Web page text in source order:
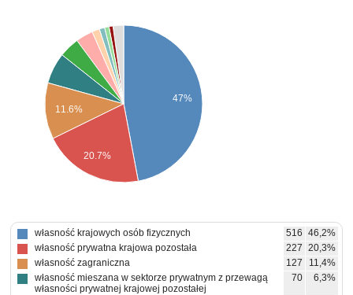
47%
11.6%
20.7%
własność krajowych osób fizycznych 516 46,2%
własność prywatna krajowa pozostała
227 20,3%
własność zagraniczna
127
11,4%
własność mieszana w sektorze prywatnym z przewagą
własności prywatnej krajowej pozostałej
70 6,3%